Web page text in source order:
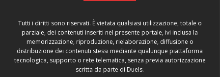
Tutti i diritti sono riservati. È vietata qualsiasi utilizzazione, totale o
parziale, dei contenuti inseriti nel presente portale, ivi inclusa la
memorizzazione, riproduzione, rielaborazione, diffusione o
distribuzione dei contenuti stessi mediante qualunque piattaforma
tecnologica, supporto o rete telematica, senza previa autorizzazione
scritta da parte di Duels.